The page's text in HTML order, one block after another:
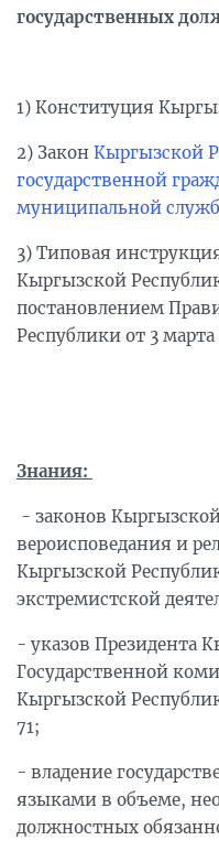
государственных
1) Конституция
2) Закон Кыргызской
государственной
муниципальной
3) Типовая
Кыргызской
постановлением
Республики от 3 марта
Знания:
- законов
вероисповедания и
Кыргызской
экстремистской
- указов Президента
Государственной
Кыргызской
71;
- владение
языками в объеме,
должностных